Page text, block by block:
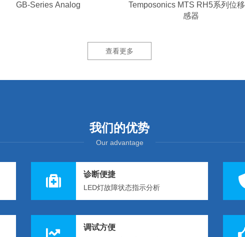
GB-Series Analog
Temposonics MTS RH5系列位
感器
查看更多
我们的优势
Our advantage
诊断便捷
LED灯故障状态指示分析
调试方便